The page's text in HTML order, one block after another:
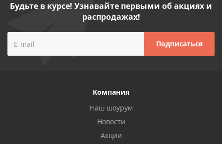
Будьте в курсе! Узнавайте первыми об акциях и
распродажах!
Компания
Наш шоурум
Новости
Акции